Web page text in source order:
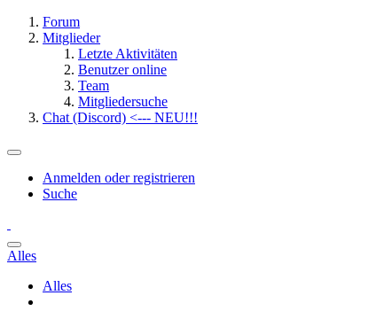
Forum
Mitglieder
Letzte Aktivitäten
Benutzer online
Team
Mitgliedersuche
Chat (Discord) <--- NEU!!!
Anmelden oder registrieren
Suche
Alles
Alles